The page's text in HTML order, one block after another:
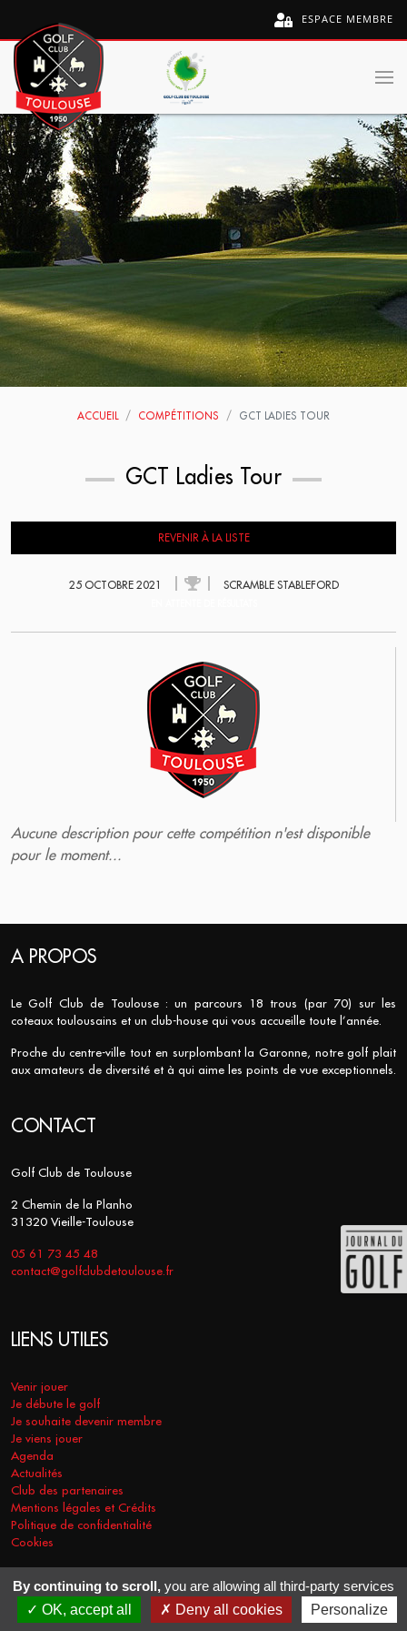
ESPACE MEMBRE
ACCUEIL COMPÉTITIONS GCT LADIES TOUR
GCT Ladies Tour
REVENIR À LA LISTE
25 OCTOBRE 2021 SCRAMBLE STABLEFORD
Aucune description pour cette compétition n'est disponible
pour le moment...
A PROPOS
Le Golf Club de Toulouse : un parcours 18 trous (par 70) sur les
coteaux toulousains et un club-house qui vous accueille toute l’année.
Proche du centre-ville tout en surplombant la Garonne, notre golf plait
aux amateurs de diversité et à qui aime les points de vue exceptionnels.
CONTACT
Golf Club de Toulouse
2 Chemin de la Planho
31320 Vieille-Toulouse
05 61 73 45 48
contact@golfclubdetoulouse.fr
LIENS UTILES
Venir jouer
Je débute le golf
Je souhaite devenir membre
Je viens jouer
Agenda
Actualités
Club des partenaires
Mentions légales et Crédits
Politique de confidentialité
Cookies
COPYRIGHT © 2026 - GOLF CLUB DE TOULOUSE. TOUS DROITS
RÉSERVÉS.
RÉALISATION VT-DESIGN 2021
By continuing to scroll, you are allowing all third-party services
OK, accept all
Deny all cookies Personalize